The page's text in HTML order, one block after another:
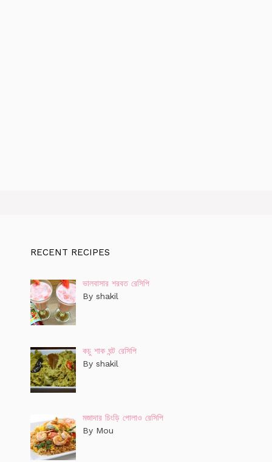
RECENT RECIPES
ভালবাসার শরবত রেসিপি
By shakil
কচু শাক ঘন্ট রেসিপি
By shakil
মজাদার চিংড়ি পোলাও রেসিপি
By Mou